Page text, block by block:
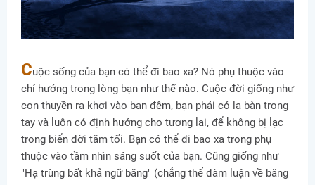
Cuộc sống của bạn có thể đi bao xa? Nó phụ thuộc vào
chí hướng trong lòng bạn như thế nào. Cuộc đời giống như
con thuyền ra khơi vào ban đêm, bạn phải có la bàn trong
tay và luôn có định hướng cho tương lai, để không bị lạc
trong biển đời tăm tối. Bạn có thể đi bao xa trong phụ
thuộc vào tầm nhìn sáng suốt của bạn. Cũng giống như
"Hạ trùng bất khả ngữ băng" (chẳng thể đàm luận về băng